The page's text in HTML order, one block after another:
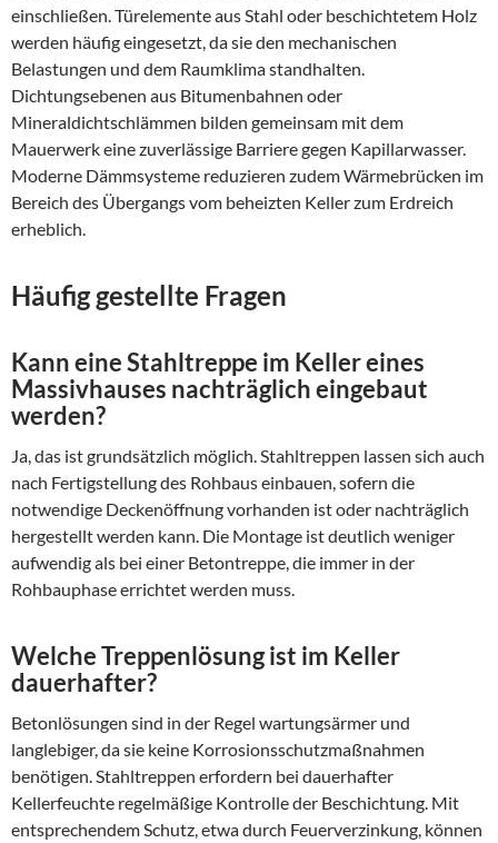
einschließen. Türelemente aus Stahl oder beschichtetem Holz
werden häufig eingesetzt, da sie den mechanischen
Belastungen und dem Raumklima standhalten.
Dichtungsebenen aus Bitumenbahnen oder
Mineraldichtschlämmen bilden gemeinsam mit dem
Mauerwerk eine zuverlässige Barriere gegen Kapillarwasser.
Moderne Dämmsysteme reduzieren zudem Wärmebrücken im
Bereich des Übergangs vom beheizten Keller zum Erdreich
erheblich.
Häufig gestellte Fragen
Kann eine Stahltreppe im Keller eines
Massivhauses nachträglich eingebaut
werden?
Ja, das ist grundsätzlich möglich. Stahltreppen lassen sich auch
nach Fertigstellung des Rohbaus einbauen, sofern die
notwendige Deckenöffnung vorhanden ist oder nachträglich
hergestellt werden kann. Die Montage ist deutlich weniger
aufwendig als bei einer Betontreppe, die immer in der
Rohbauphase errichtet werden muss.
Welche Treppenlösung ist im Keller
dauerhafter?
Betonlösungen sind in der Regel wartungsärmer und
langlebiger, da sie keine Korrosionsschutzmaßnahmen
benötigen. Stahltreppen erfordern bei dauerhafter
Kellerfeuchte regelmäßige Kontrolle der Beschichtung. Mit
entsprechendem Schutz, etwa durch Feuerverzinkung, können